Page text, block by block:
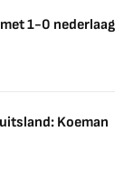
1-0 nederlaag
Koeman